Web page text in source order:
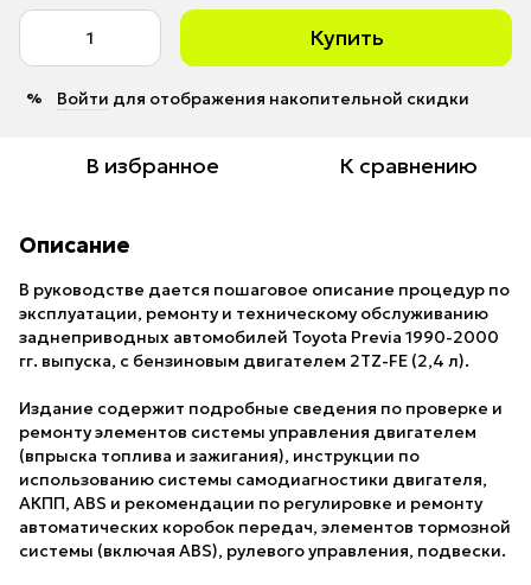
Купить
% Войти для отображения накопительной скидки
В избранное К сравнению
Описание
В руководстве дается пошаговое описание процедур по
эксплуатации, ремонту и техническому обслуживанию
заднеприводных автомобилей Toyota Previa 1990-2000
гг. выпуска, с бензиновым двигателем 2TZ-FE (2,4 л).
Издание содержит подробные сведения по проверке и
ремонту элементов системы управления двигателем
(впрыска топлива и зажигания), инструкции по
использованию системы самодиагностики двигателя,
АКПП, ABS и рекомендации по регулировке и ремонту
автоматических коробок передач, элементов тормозной
системы (включая ABS), рулевого управления, подвески.